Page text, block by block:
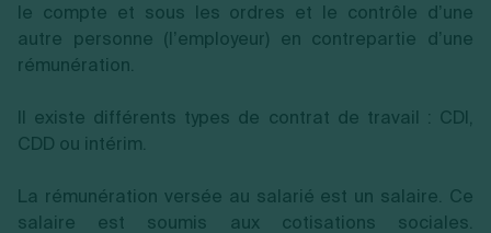
le compte et sous les ordres et le contrôle d’une
autre personne (l’employeur) en contrepartie d’une
rémunération.
Il existe différents types de contrat de travail : CDI,
CDD ou intérim.
La rémunération versée au salarié est un salaire. Ce
salaire est soumis aux cotisations sociales.